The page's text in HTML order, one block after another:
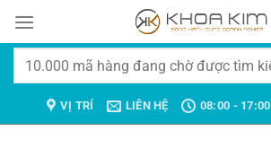
đến
Tìm
VỊ TRÍ LIÊN HỆ 08:00 - 17:00